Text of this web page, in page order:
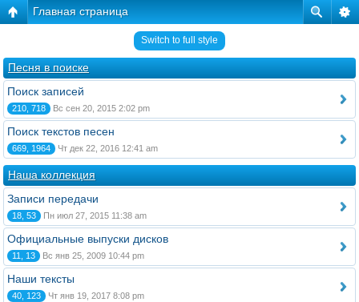
Главная страница
Switch to full style
Песня в поиске
Поиск записей
210, 718 Вс сен 20, 2015 2:02 pm
Поиск текстов песен
669, 1964 Чт дек 22, 2016 12:41 am
Наша коллекция
Записи передачи
18, 53 Пн июл 27, 2015 11:38 am
Официальные выпуски дисков
11, 13 Вс янв 25, 2009 10:44 pm
Наши тексты
40, 123 Чт янв 19, 2017 8:08 pm